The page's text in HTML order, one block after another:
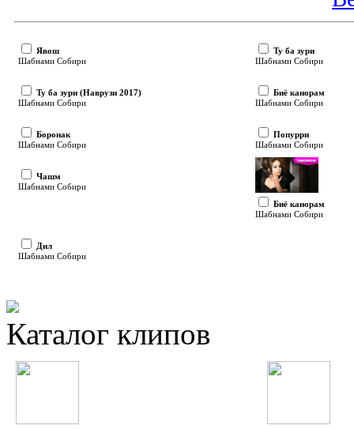
Явош
Шабнами Собири
Ту ба зури
Шабнами Собири
Ту ба зури (Наврузи 2017)
Шабнами Собири
Биё канорам
Шабнами Собири
Боронак
Шабнами Собири
Попурри
Шабнами Собири
Чашм
Шабнами Собири
Биё канорам
Шабнами Собири
Дил
Шабнами Собири
Каталог клипов